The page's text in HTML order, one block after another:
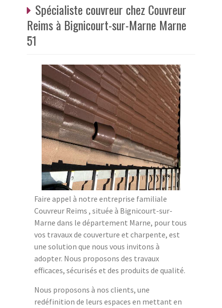
Spécialiste couvreur chez Couvreur
Reims à Bignicourt-sur-Marne Marne
51
Faire appel à notre entreprise familiale
Couvreur Reims , située à Bignicourt-sur-
Marne dans le département Marne, pour tous
vos travaux de couverture et charpente, est
une solution que nous vous invitons à
adopter. Nous proposons des travaux
efficaces, sécurisés et des produits de qualité.
Nous proposons à nos clients, une
redéfinition de leurs espaces en mettant en